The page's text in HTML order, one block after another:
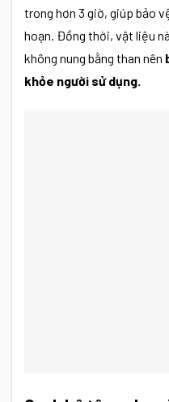
trong hơn 3 giờ, giúp bảo
hoạn. Đồng thời, vật liệu
không nung bằng than nên
khỏe người sử dụng.